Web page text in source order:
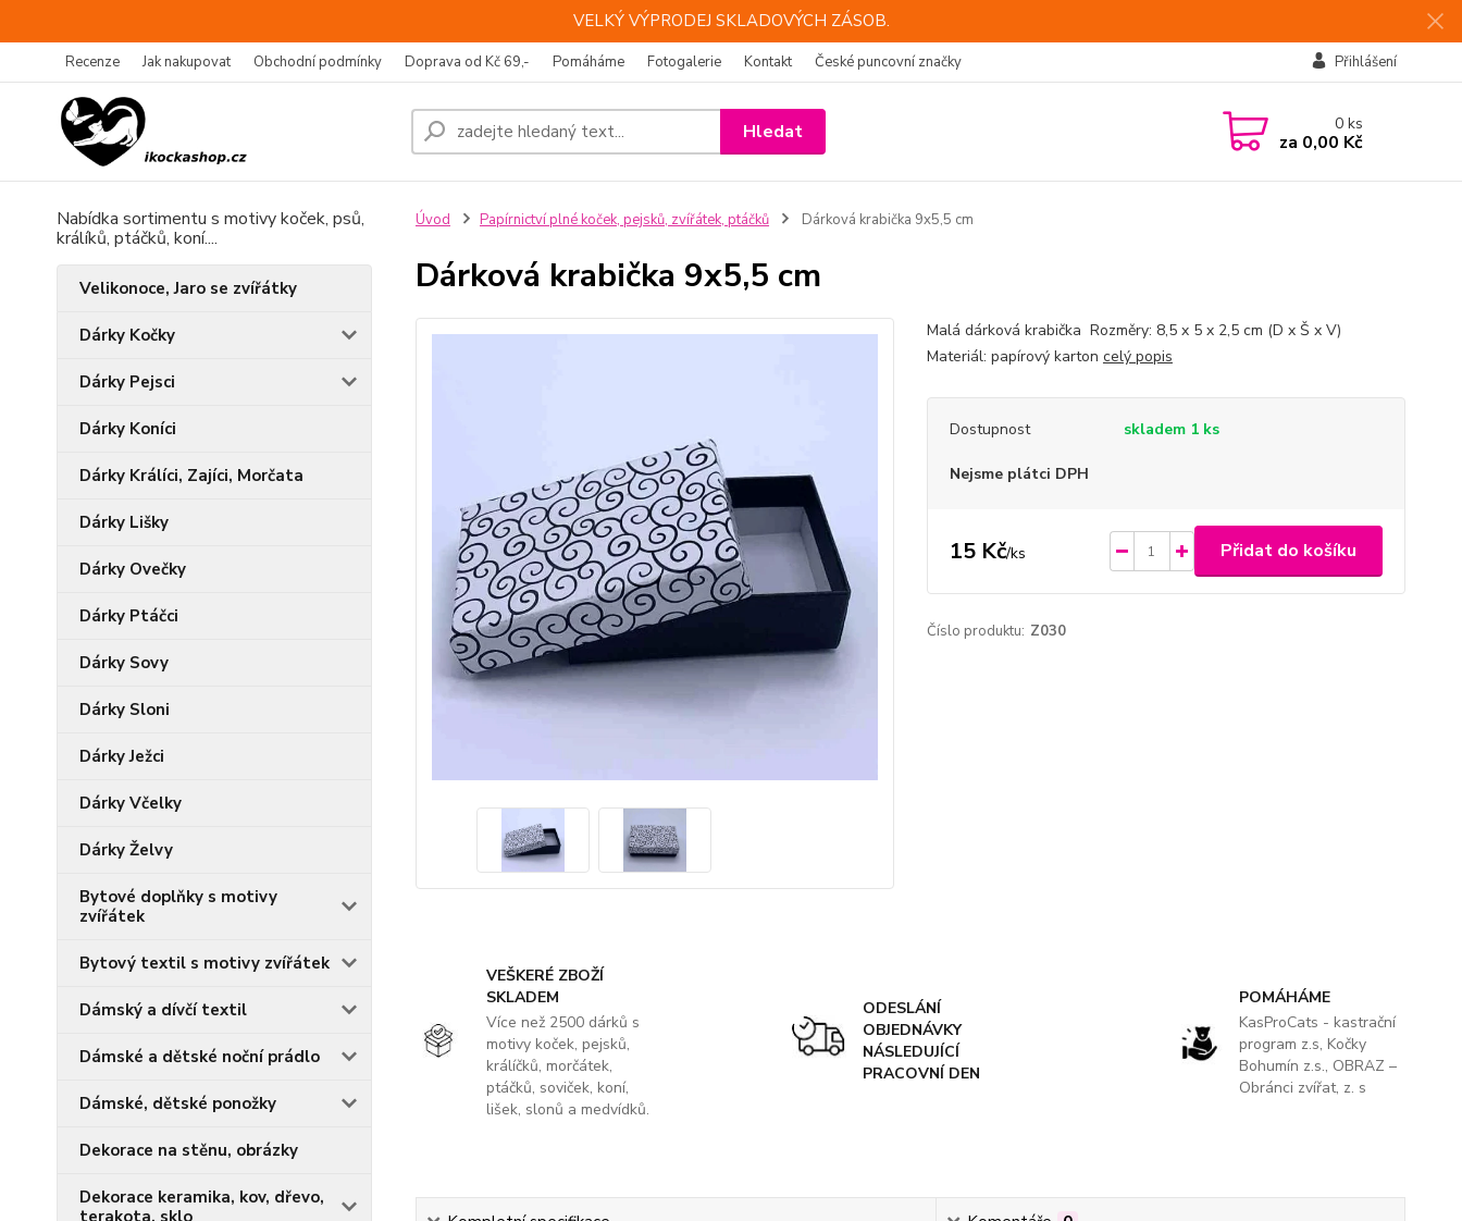
VELKÝ VÝPRODEJ SKLADOVÝCH ZÁSOB.
Recenze Jak nakupovat Obchodní podmínky Doprava od Kč 69,- Pomáháme Fotogalerie Kontakt České puncovní značky Přihlášení
Hledat 0ks
za 0,00 Kč
Nabídka sortimentu s motivy koček, psů,
králíků, ptáčků, koní....
Velikonoce, Jaro se zvířátky
Dárky Kočky
Dárky Pejsci
Dárky Koníci
Dárky Králíci, Zajíci, Morčata
Dárky Lišky
Dárky Ovečky
Dárky Ptáčci
Dárky Sovy
Dárky Sloni
Dárky Ježci
Dárky Včelky
Dárky Želvy
Bytové doplňky s motivy
zvířátek
Bytový textil s motivy zvířátek
Dámský a dívčí textil
Dámské a dětské noční prádlo
Dámské, dětské ponožky
Dekorace na stěnu, obrázky
Dekorace keramika, kov, dřevo,
terakota, sklo
Úvod Papírnictví plné koček, pejsků, zvířátek, ptáčků Dárková krabička 9x5,5 cm
Dárková krabička 9x5,5 cm
Malá dárková krabička Rozměry: 8,5 x 5 x 2,5 cm (D x Š x V)
Materiál: papírový karton celý popis
Dostupnost skladem 1 ks
Nejsme plátci DPH
15 Kč/ks Přidat do košíku
Číslo produktu: Z030
VEŠKERÉ ZBOŽÍ
SKLADEM
Více než 2500 dárků s
motivy koček, pejsků,
králíčků, morčátek,
ptáčků, soviček, koní,
lišek, slonů a medvídků.
ODESLÁNÍ
OBJEDNÁVKY
NÁSLEDUJÍCÍ
PRACOVNÍ DEN
POMÁHÁME
KasProCats - kastrační
program z.s, Kočky
Bohumín z.s., OBRAZ –
Obránci zvířat, z. s